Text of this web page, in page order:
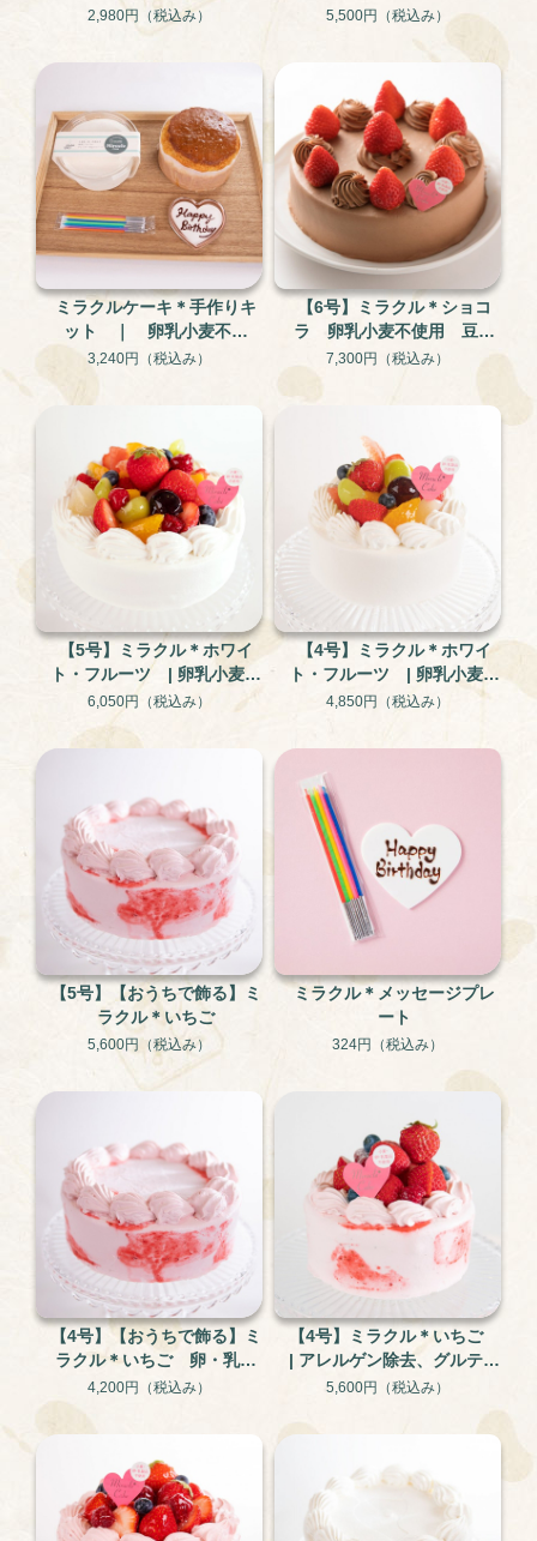
個プレゼント！
2,980円 （税込み） 5,500円 （税込み）
ミラクルケーキ＊手作りキ
ット ｜ 卵乳小麦不使
用 米粉と大豆のグルテン
3,240円 （税込み）
【6号】ミラクル＊ショコ
ラ 卵乳小麦不使用 豆乳
ショコラケーキ グルテン
7,300円 （税込み）
【5号】ミラクル＊ホワイ
ト・フルーツ | 卵乳小麦不
使用 米粉と大豆のグルテ
ケーキ
6,050円 （税込み）
【4号】ミラクル＊ホワイ
ト・フルーツ | 卵乳小麦不
使用 米粉と大豆のグルテ
ケーキ
4,850円 （税込み）
【5号】【おうちで飾る】ミ
ラクル＊いちご
5,600円 （税込み）
ミラクル＊メッセージプレ
ート
324円 （税込み）
【4号】【おうちで飾る】ミ
ラクル＊いちご 卵・乳・
小麦不使用のアレルギー対
4,200円 （税込み）
【4号】ミラクル＊いちご
| アレルゲン除去、グルテン
フリー
5,600円 （税込み）